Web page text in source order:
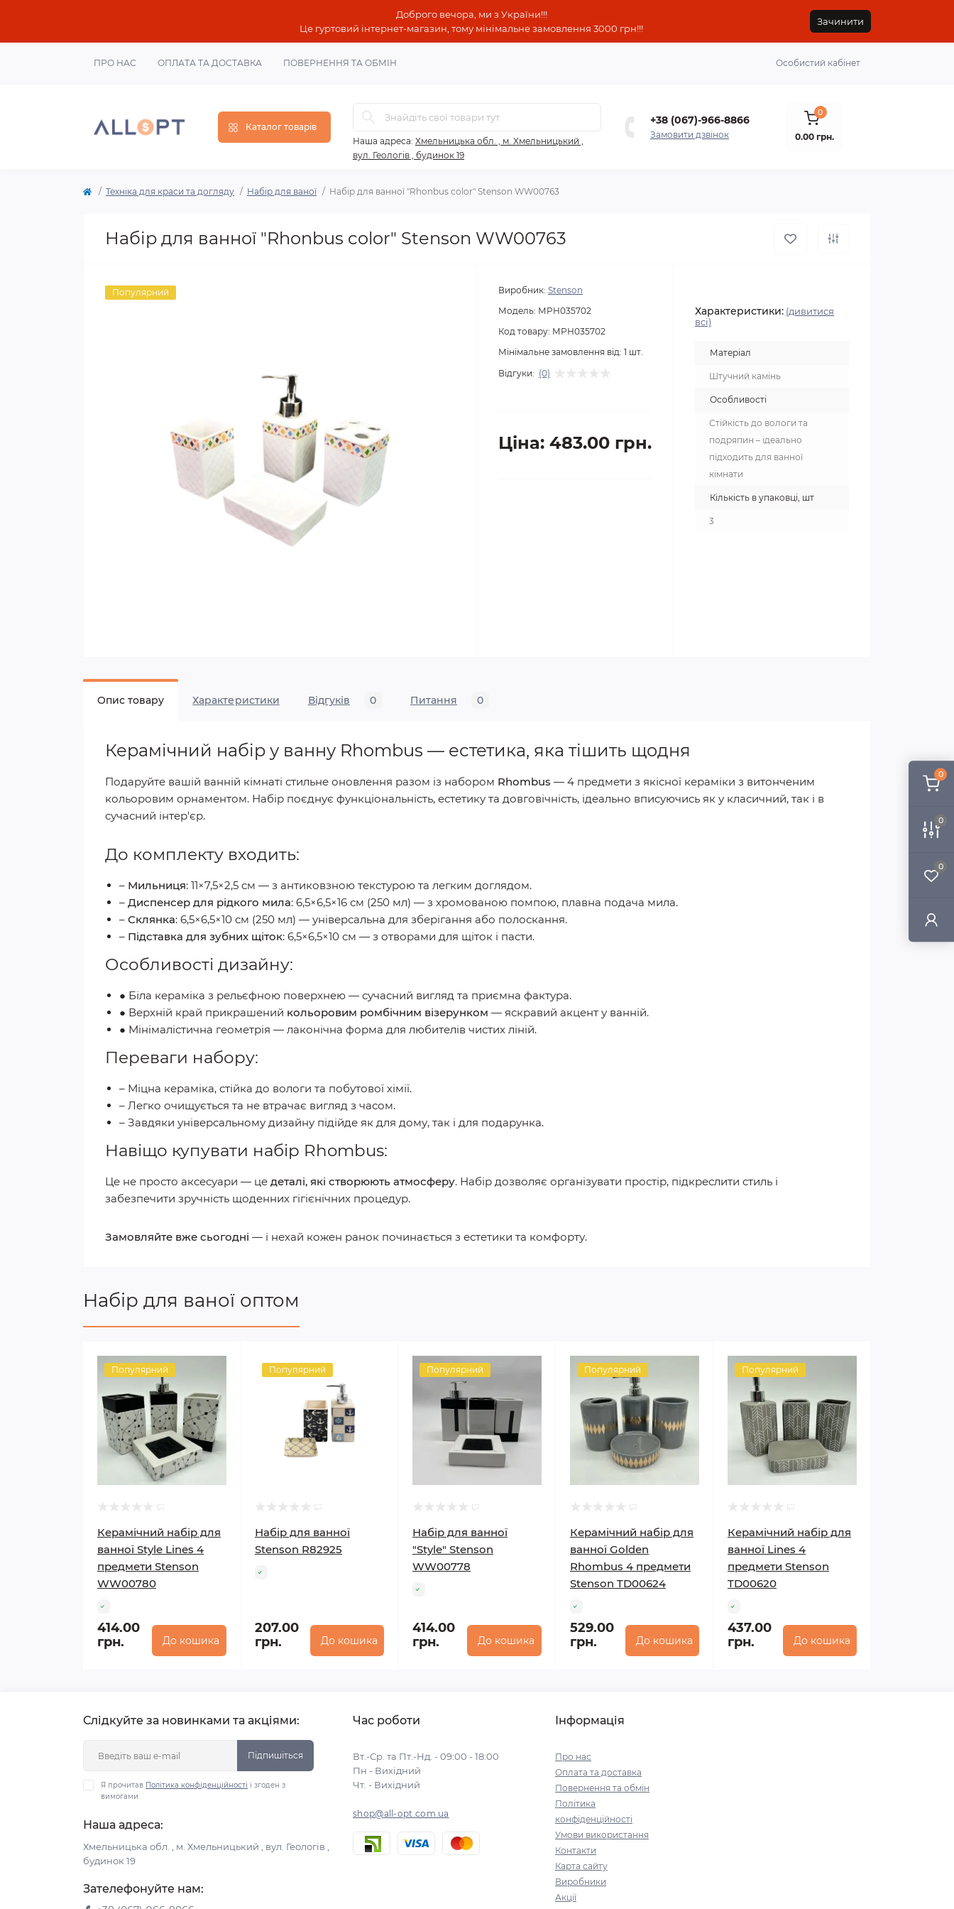
0
0
0
Доброго вечора, ми з України!!!
Це гуртовий інтернет-магазин, тому мінімальне замовлення 3000 грн!!!
Зачинити
ПРО НАС ОПЛАТА ТА ДОСТАВКА ПОВЕРНЕННЯ ТА ОБМІН Особистий кабінет
Каталог товарів
Наша адреса: Хмельницька обл. , м. Хмельницький ,
вул. Геологів , будинок 19
+38 (067)-966-8866
Замовити дзвінок
0
0.00 грн.
Техніка для краси та догляду Набір для ваної Набір для ванної "Rhonbus color" Stenson WW00763
Набір для ванної "Rhonbus color" Stenson WW00763
Популярний Виробник: Stenson
Модель: МРН035702
Код товару: МРН035702
Мінімальне замовлення від: 1 шт.
Відгуки: (0)
Ціна: 483.00 грн.
Характеристики: (дивитися
всі)
Матеріал
Штучний камінь
Особливості
Стійкість до вологи та
подряпин – ідеально
підходить для ванної
кімнати
Кількість в упаковці, шт
3
Опис товару Характеристики Відгуків 0 Питання 0
Керамічний набір у ванну Rhombus — естетика, яка тішить щодня
Подаруйте вашій ванній кімнаті стильне оновлення разом із набором Rhombus — 4 предмети з якісної кераміки з витонченим
кольоровим орнаментом. Набір поєднує функціональність, естетику та довговічність, ідеально вписуючись як у класичний, так і в
сучасний інтер'єр.
До комплекту входить:
– Мильниця: 11×7,5×2,5 см — з антиковзною текстурою та легким доглядом.
– Диспенсер для рідкого мила: 6,5×6,5×16 см (250 мл) — з хромованою помпою, плавна подача мила.
– Склянка: 6,5×6,5×10 см (250 мл) — універсальна для зберігання або полоскання.
– Підставка для зубних щіток: 6,5×6,5×10 см — з отворами для щіток і пасти.
Особливості дизайну:
● Біла кераміка з рельєфною поверхнею — сучасний вигляд та приємна фактура.
● Верхній край прикрашений кольоровим ромбічним візерунком — яскравий акцент у ванній.
● Мінімалістична геометрія — лаконічна форма для любителів чистих ліній.
Переваги набору:
– Міцна кераміка, стійка до вологи та побутової хімії.
– Легко очищується та не втрачає вигляд з часом.
– Завдяки універсальному дизайну підійде як для дому, так і для подарунка.
Навіщо купувати набір Rhombus:
Це не просто аксесуари — це деталі, які створюють атмосферу. Набір дозволяє організувати простір, підкреслити стиль і
забезпечити зручність щоденних гігієнічних процедур.
Замовляйте вже сьогодні — і нехай кожен ранок починається з естетики та комфорту.
Набір для ваної оптом
Популярний
Керамічний набір для
ванної Style Lines 4
предмети Stenson
WW00780
414.00
грн.
До кошика
Популярний
Набір для ванної
Stenson R82925
207.00
грн.
До кошика
Популярний
Набір для ванної
"Style" Stenson
WW00778
414.00
грн.
До кошика
Популярний
Керамічний набір для
ванної Golden
Rhombus 4 предмети
Stenson TD00624
529.00
грн.
До кошика
Популярний
Керамічний набір для
ванної Lines 4
предмети Stenson
TD00620
437.00
грн.
До кошика
Слідкуйте за новинками та акціями:
Підпишіться
Я прочитав Політика конфіденційності і згоден з
вимогами
Наша адреса:
Хмельницька обл. , м. Хмельницький , вул. Геологів ,
будинок 19
Зателефонуйте нам:
Час роботи
Вт.-Ср. та Пт.-Нд. - 09:00 - 18:00
Пн - Вихідний
Чт. - Вихідний
shop@all-opt.com.ua
Інформація
Про нас
Оплата та доставка
Повернення та обмін
Політика
конфіденційності
Умови використання
Контакти
Карта сайту
Виробники
Акції